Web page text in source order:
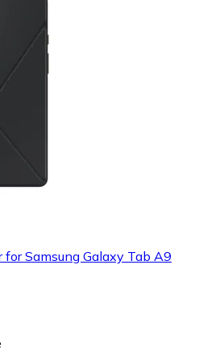
for Samsung Galaxy Tab A9